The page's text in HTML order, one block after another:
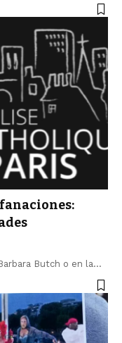
Butch o en la…